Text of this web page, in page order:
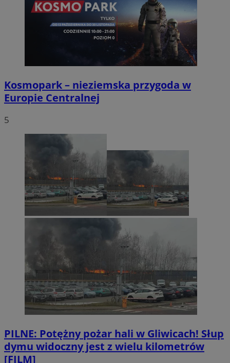
Kosmopark – nieziemska przygoda w
Europie Centralnej
5
PILNE: Potężny pożar hali w Gliwicach! Słup
dymu widoczny jest z wielu kilometrów
[FILM]